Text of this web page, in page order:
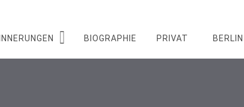
BIOGRAPHIE PRIVAT BERLIN